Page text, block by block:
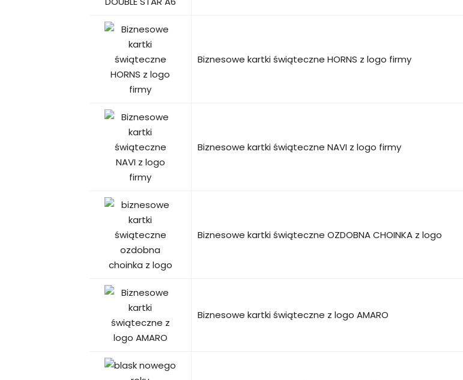
Biznesowe kartki świąteczne HORNS z logo firmy
Biznesowe kartki świąteczne NAVI z logo firmy
Biznesowe kartki świąteczne OZDOBNA CHOINKA z logo
Biznesowe kartki świąteczne z logo AMARO